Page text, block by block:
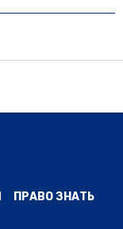
ПРАВО ЗНАТЬ